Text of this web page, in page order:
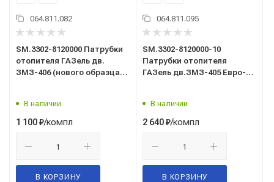
064.811.082
SM.3302-8120000 Патрубки
отопителя ГАЗель дв.
ЗМЗ-406 (нового образца)
В наличии
1 100₽/компл
В КОРЗИНУ
064.811.095
SM.3302-8120000-10
Патрубки отопителя
ГАЗель дв.ЗМЗ-405 Евро-3
В наличии
2 640₽/компл
В КОРЗИНУ